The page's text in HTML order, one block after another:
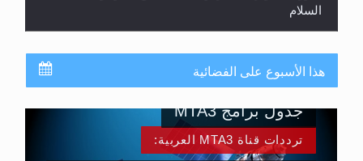
هذا الأسبوع على الفضائية
ترددات قناة MTA3 العربية:
جدول برامج MTA3